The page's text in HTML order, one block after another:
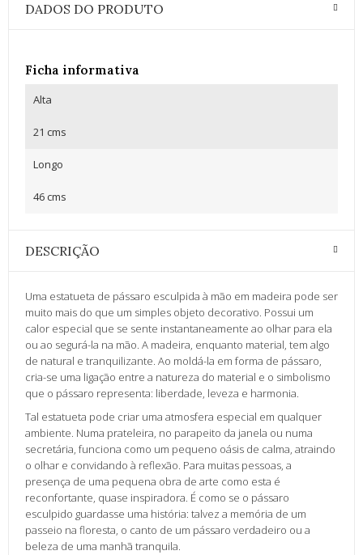
DADOS DO PRODUTO
Ficha informativa
Alta
21 cms
Longo
46 cms
DESCRIÇÃO
Uma estatueta de pássaro esculpida à mão em madeira pode ser
muito mais do que um simples objeto decorativo. Possui um
calor especial que se sente instantaneamente ao olhar para ela
ou ao segurá-la na mão. A madeira, enquanto material, tem algo
de natural e tranquilizante. Ao moldá-la em forma de pássaro,
cria-se uma ligação entre a natureza do material e o simbolismo
que o pássaro representa: liberdade, leveza e harmonia.
Tal estatueta pode criar uma atmosfera especial em qualquer
ambiente. Numa prateleira, no parapeito da janela ou numa
secretária, funciona como um pequeno oásis de calma, atraindo
o olhar e convidando à reflexão. Para muitas pessoas, a
presença de uma pequena obra de arte como esta é
reconfortante, quase inspiradora. É como se o pássaro
esculpido guardasse uma história: talvez a memória de um
passeio na floresta, o canto de um pássaro verdadeiro ou a
beleza de uma manhã tranquila.